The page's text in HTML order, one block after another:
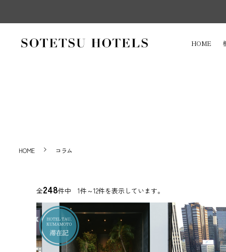
HOME
HOME コラム
全248件中 1件～12件を表示しています。